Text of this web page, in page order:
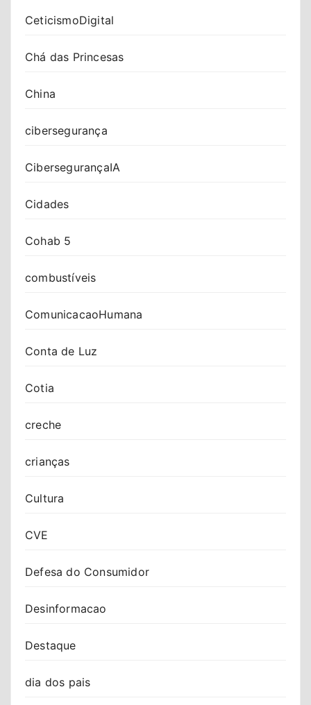
CeticismoDigital
Chá das Princesas
China
cibersegurança
CibersegurançaIA
Cidades
Cohab 5
combustíveis
ComunicacaoHumana
Conta de Luz
Cotia
creche
crianças
Cultura
CVE
Defesa do Consumidor
Desinformacao
Destaque
dia dos pais